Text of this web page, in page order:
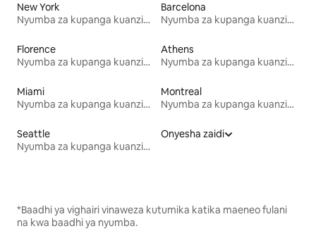
New York
Nyumba za kupanga kuanzia mwezi mmoja
Barcelona
Nyumba za kupanga kuanzia mwezi mmoja
Florence
Nyumba za kupanga kuanzia mwezi mmoja
Athens
Nyumba za kupanga kuanzia mwezi mmoja
Miami
Nyumba za kupanga kuanzia mwezi mmoja
Montreal
Nyumba za kupanga kuanzia mwezi mmoja
Seattle
Nyumba za kupanga kuanzia mwezi mmoja
Onyesha zaidi
*Baadhi ya vighairi vinaweza kutumika katika maeneo fulani
na kwa baadhi ya nyumba.